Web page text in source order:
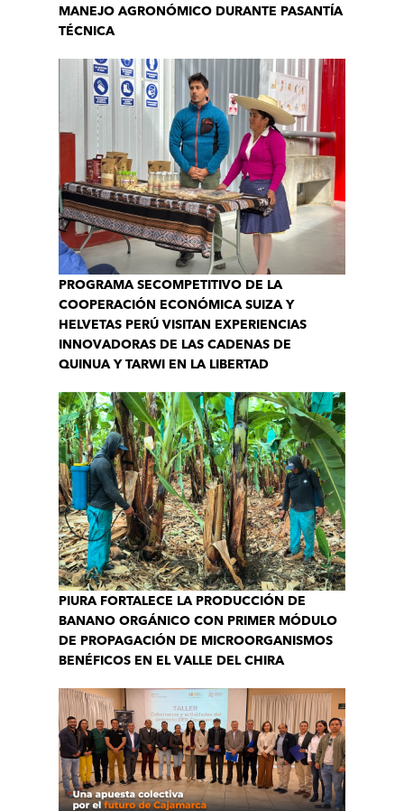
MANEJO AGRONÓMICO DURANTE PASANTÍA
TÉCNICA
PROGRAMA SECOMPETITIVO DE LA
COOPERACIÓN ECONÓMICA SUIZA Y
HELVETAS PERÚ VISITAN EXPERIENCIAS
INNOVADORAS DE LAS CADENAS DE
QUINUA Y TARWI EN LA LIBERTAD
PIURA FORTALECE LA PRODUCCIÓN DE
BANANO ORGÁNICO CON PRIMER MÓDULO
DE PROPAGACIÓN DE MICROORGANISMOS
BENÉFICOS EN EL VALLE DEL CHIRA